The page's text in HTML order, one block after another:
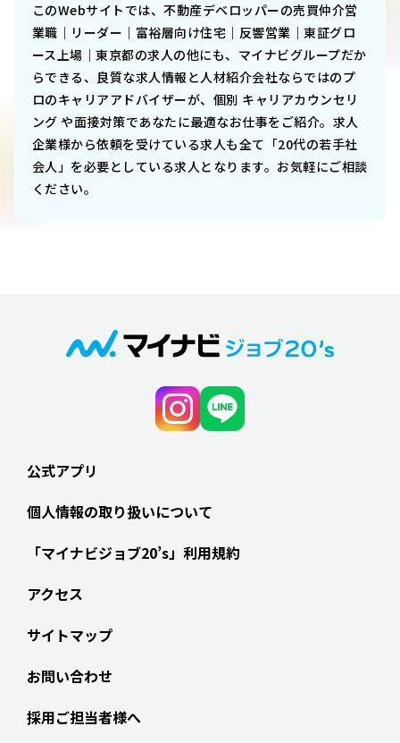
このWebサイトでは、不動産デベロッパーの売買仲介営
業職｜リーダー｜富裕層向け住宅｜反響営業｜東証グロ
ース上場｜東京都の求人の他にも、マイナビグループだか
らできる、良質な求人情報と人材紹介会社ならではのプ
ロのキャリアアドバイザーが、個別 キャリアカウンセリ
ング や面接対策であなたに最適なお仕事をご紹介。求人
企業様から依頼を受けている求人も全て「20代の若手社
会人」を必要としている求人となります。お気軽にご相談
ください。
公式アプリ
個人情報の取り扱いについて
「マイナビジョブ20’s」利用規約
アクセス
サイトマップ
お問い合わせ
採用ご担当者様へ